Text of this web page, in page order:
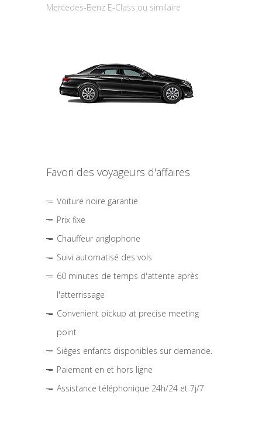
Mercedes-Benz E-Class ou similaire
Favori des voyageurs d'affaires
Voiture noire garantie
Prix fixe
Chauffeur anglophone
Suivi automatisé des vols
60 minutes de temps d'attente après
l'atterrissage
Convenient pickup at precise meeting
point
Sièges enfants disponibles sur demande.
Paiement en et hors ligne
Assistance téléphonique 24h/24 et 7j/7